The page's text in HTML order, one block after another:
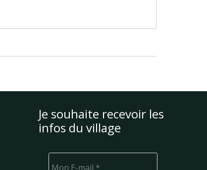
Je souhaite recevoir les
infos du village